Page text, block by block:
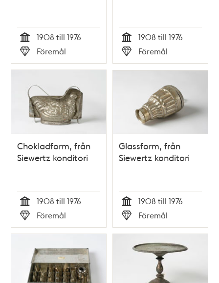
Tid
1908 till 1976
Typ
Föremål Tid
1908 till 1976
Typ
Föremål
Chokladform, från
Siewertz konditori
Tid
1908 till 1976
Typ
Föremål
Glassform, från
Siewertz konditori
Tid
1908 till 1976
Typ
Föremål